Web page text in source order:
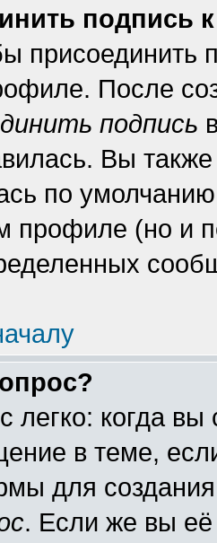
подпись
присоединить
После
подпись
Вы
по
профиле (но и
легко: когда
в теме,
для
. Если же вы её